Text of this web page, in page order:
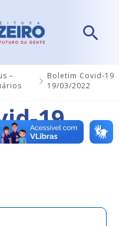
–
Boletim Covid-19
19/03/2022
19